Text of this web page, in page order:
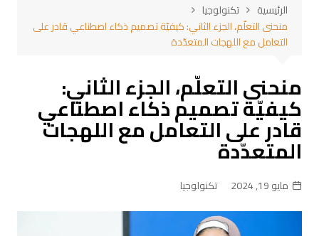
الرئيسية
تكنولوجيا
منحنى التعلّم، الجزء الثاني: كيفيّة تصميم ذكاء اصطناعي قادر على
التعامل مع اللهجات المتعدّدة
منحنى التعلّم، الجزء الثاني:
كيفيّة تصميم ذكاء اصطناعي
قادر على التعامل مع اللهجات
المتعدّدة
مايو 19, 2024 تكنولوجيا